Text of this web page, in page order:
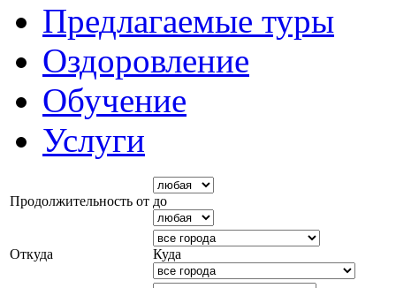
Предлагаемые туры
Оздоровление
Обучение
Услуги
Продолжительность от до
Откуда Куда